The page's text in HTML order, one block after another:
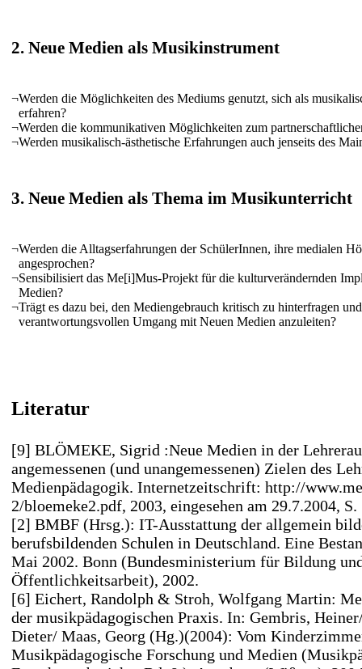
2. Neue Medien als Musikinstrument
¬Werden die Möglichkeiten des Mediums genutzt, sich als
erfahren?
¬Werden die kommunikativen Möglichkeiten zum
¬Werden musikalisch-ästhetische Erfahrungen auch jenseits des
3. Neue Medien als Thema im Musikunterricht
¬Werden die Alltagserfahrungen der SchülerInnen, ihre medialen
angesprochen?
¬Sensibilisiert das Me[i]Mus-Projekt für die kulturverändernden
Medien?
¬Trägt es dazu bei, den Mediengebrauch kritisch zu hinterfragen
verantwortungsvollen Umgang mit Neuen Medien anzuleiten?
Literatur
[9] BLÖMEKE, Sigrid :Neue Medien in der
angemessenen (und unangemessenen) Zielen des
Medienpädagogik. Internetzeitschrift: http://
2/bloemeke2.pdf, 2003, eingesehen am 29.7.2004, S.
[2] BMBF (Hrsg.): IT-Ausstattung der allgemein
berufsbildenden Schulen in Deutschland. Eine
Mai 2002. Bonn (Bundesministerium für Bildung
Öffentlichkeitsarbeit), 2002.
[6] Eichert, Randolph & Stroh, Wolfgang Martin:
der musikpädagogischen Praxis. In: Gembris,
Dieter/ Maas, Georg (Hg.)(2004): Vom
Musikpädagogische Forschung und Medien